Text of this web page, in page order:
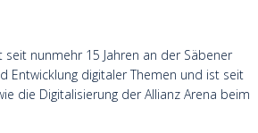
nunmehr 15 Jahren an der Säbener
Entwicklung digitaler Themen und ist seit
die Digitalisierung der Allianz Arena beim